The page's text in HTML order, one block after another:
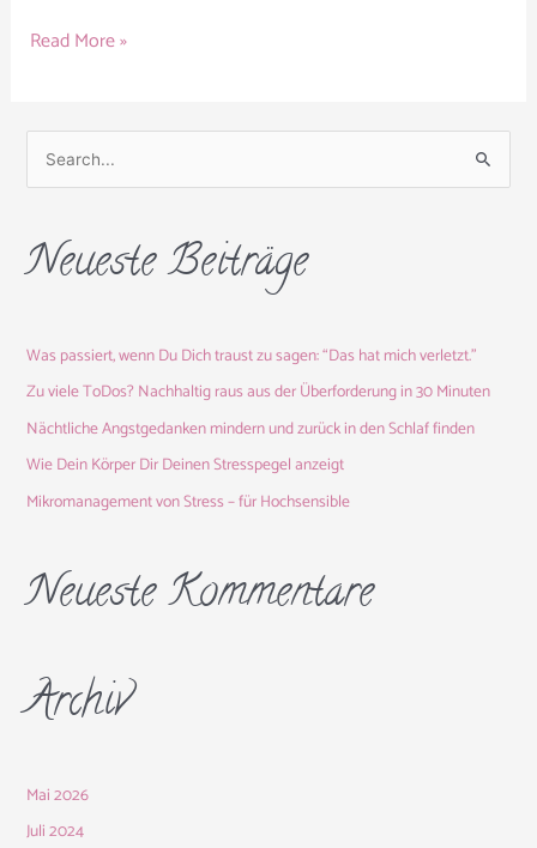
Read More »
u
h
n
a
c
h
Neueste Beiträge
Was passiert, wenn Du Dich traust zu sagen: “Das hat mich verletzt.”
Zu viele ToDos? Nachhaltig raus aus der Überforderung in 30 Minuten
Nächtliche Angstgedanken mindern und zurück in den Schlaf finden
Wie Dein Körper Dir Deinen Stresspegel anzeigt
Mikromanagement von Stress – für Hochsensible
Neueste Kommentare
Archiv
Mai 2026
Juli 2024